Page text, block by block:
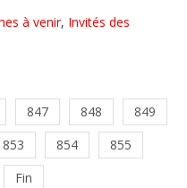
à venir, Invités des
847 848
849
853 854
855
Fin